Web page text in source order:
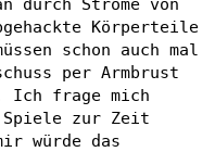
durch Ströme von
Körperteile
schon auch mal
per Armbrust
Ich frage mich
Spiele zur Zeit
würde das